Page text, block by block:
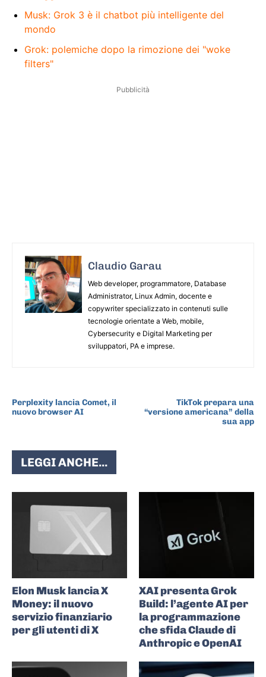
Musk: Grok 3 è il chatbot più intelligente del
mondo
Grok: polemiche dopo la rimozione dei "woke
filters"
Pubblicità
Claudio Garau
Web developer, programmatore, Database
Administrator, Linux Admin, docente e
copywriter specializzato in contenuti sulle
tecnologie orientate a Web, mobile,
Cybersecurity e Digital Marketing per
sviluppatori, PA e imprese.
Perplexity lancia Comet, il
nuovo browser AI
TikTok prepara una
“versione americana” della
sua app
LEGGI ANCHE...
Elon Musk lancia X
Money: il nuovo
servizio finanziario
per gli utenti di X
XAI presenta Grok
Build: l’agente AI per
la programmazione
che sfida Claude di
Anthropic e OpenAI